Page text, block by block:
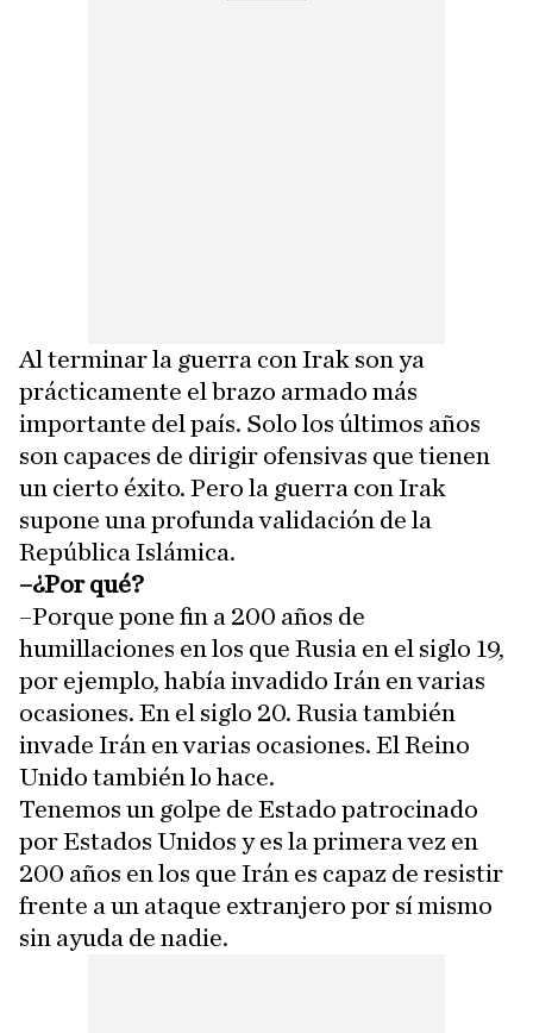
Al terminar la guerra con Irak son ya
prácticamente el brazo armado más
importante del país. Solo los últimos años
son capaces de dirigir ofensivas que tienen
un cierto éxito. Pero la guerra con Irak
supone una profunda validación de la
República Islámica.
–¿Por qué?
–Porque pone fin a 200 años de
humillaciones en los que Rusia en el siglo 19,
por ejemplo, había invadido Irán en varias
ocasiones. En el siglo 20. Rusia también
invade Irán en varias ocasiones. El Reino
Unido también lo hace.
Tenemos un golpe de Estado patrocinado
por Estados Unidos y es la primera vez en
200 años en los que Irán es capaz de resistir
frente a un ataque extranjero por sí mismo
sin ayuda de nadie.